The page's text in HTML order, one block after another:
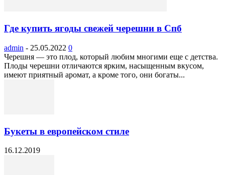
Где купить ягоды свежей черешни в Спб
admin - 25.05.2022 0
Черешня — это плод, который любим многими еще с детства.
Плоды черешни отличаются ярким, насыщенным вкусом,
имеют приятный аромат, а кроме того, они богаты...
Букеты в европейском стиле
16.12.2019